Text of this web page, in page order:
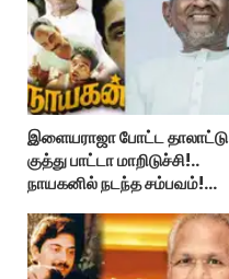
இளையராஜா போட்ட தாலாட்டு
குத்து பாட்டா மாறிடுச்சி!..
நாயகனில் நடந்த சம்பவம்!...